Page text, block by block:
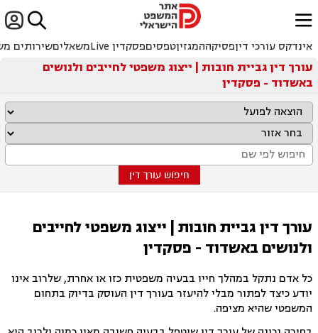

ﱐ
אינדקס עורכי דיןפסיקההמגזיןטפסיםפסקדין Live משאליםשירותים
עורך דין גביית חובות | ייצוג משפטי לחייבים ולנושים
באשדוד - פסקדין
חיפוש עורך דין
עורך דין גביית חובות | ייצוג משפטי לחייבים
ולנושים באשדוד - פסקדין
כל אדם נתקל במהלך חייו בבעיה משפטית כזו או אחרת, שלרוב אינו
יודע כיצד לפתור מבלי להיעזר בעורך דין העוסק בדיוק בתחום
המשפטי שהיא מציפה.